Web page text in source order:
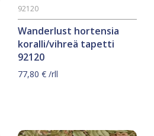
Wanderlust hortensia
koralli/vihreä tapetti
92120
92120
77,80 €/rll